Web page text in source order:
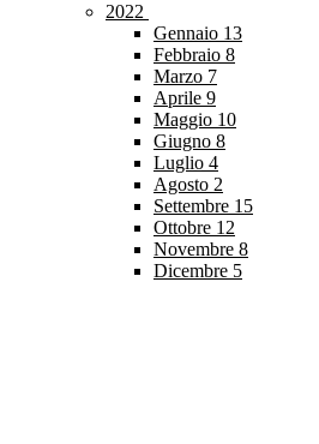
2022
Gennaio 13
Febbraio 8
Marzo 7
Aprile 9
Maggio 10
Giugno 8
Luglio 4
Agosto 2
Settembre 15
Ottobre 12
Novembre 8
Dicembre 5